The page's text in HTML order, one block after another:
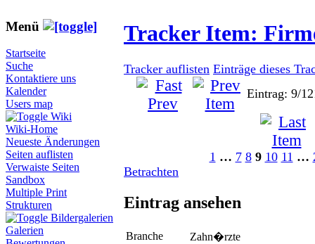
Menü
Startseite
Suche
Kontaktiere uns
Kalender
Users map
Wiki
Wiki-Home
Neueste Änderungen
Seiten auflisten
Verwaiste Seiten
Sandbox
Multiple Print
Strukturen
Bildergalerien
Galerien
Tracker Item:
Tracker auflisten Einträge dieses
Eintrag: 9/
1 … 7 8 9 10 11 …
Betrachten
Eintrag ansehen
Branche Zahn�rzte